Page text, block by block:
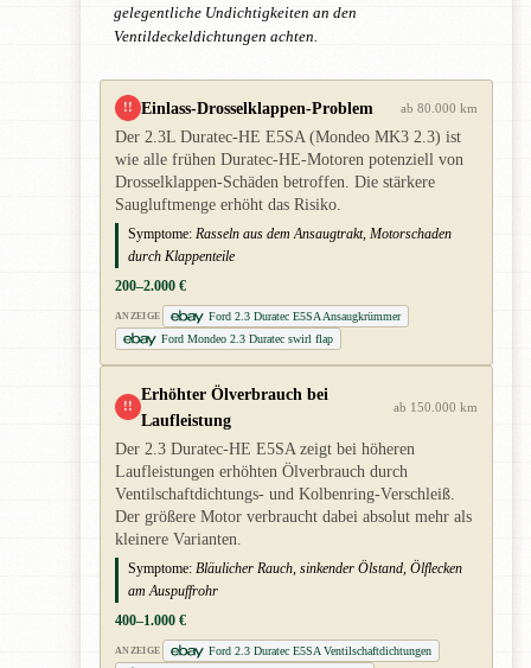
gelegentliche Undichtigkeiten an den
Ventildeckeldichtungen achten.
!! Einlass-Drosselklappen-Problem ab 80.000 km
Der 2.3L Duratec-HE E5SA (Mondeo MK3 2.3) ist
wie alle frühen Duratec-HE-Motoren potenziell von
Drosselklappen-Schäden betroffen. Die stärkere
Saugluftmenge erhöht das Risiko.
Symptome: Rasseln aus dem Ansaugtrakt, Motorschaden
durch Klappenteile
200–2.000 €
ANZEIGE
Ford 2.3 Duratec E5SA Ansaugkrümmer
Ford Mondeo 2.3 Duratec swirl flap
!!
Erhöhter Ölverbrauch bei
Laufleistung
ab 150.000 km
Der 2.3 Duratec-HE E5SA zeigt bei höheren
Laufleistungen erhöhten Ölverbrauch durch
Ventilschaftdichtungs- und Kolbenring-Verschleiß.
Der größere Motor verbraucht dabei absolut mehr als
kleinere Varianten.
Symptome: Bläulicher Rauch, sinkender Ölstand, Ölflecken
am Auspuffrohr
400–1.000 €
ANZEIGE
Ford 2.3 Duratec E5SA Ventilschaftdichtungen